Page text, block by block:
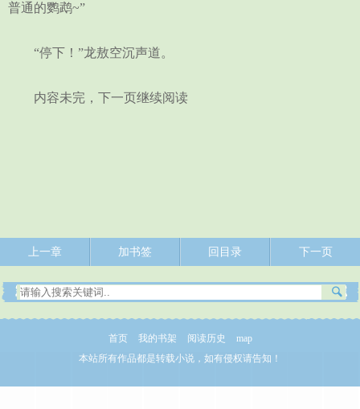
普通的鹦鹉~”
“停下！”龙敖空沉声道。
内容未完，下一页继续阅读
上一章 加书签 回目录 下一页
首页 我的书架 阅读历史
map
本站所有作品都是转载小说，如有侵权请告知！